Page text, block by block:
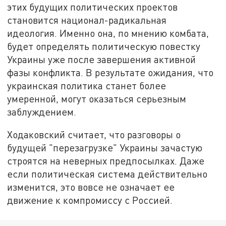
этих будущих политических проектов
становится национал-радикальная
идеология. Именно она, по мнению комбата,
будет определять политическую повестку
Украины уже после завершения активной
фазы конфликта. В результате ожидания, что
украинская политика станет более
умеренной, могут оказаться серьезным
заблуждением.
Ходаковский считает, что разговоры о
будущей "перезагрузке" Украины зачастую
строятся на неверных предпосылках. Даже
если политическая система действительно
изменится, это вовсе не означает ее
движение к компромиссу с Россией.